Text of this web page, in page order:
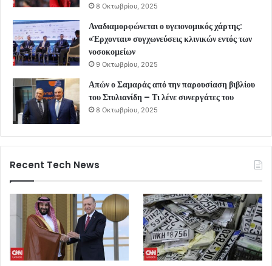
8 Οκτωβρίου, 2025
Αναδιαμορφώνεται ο υγειονομικός χάρτης:
«Έρχονται» συγχωνεύσεις κλινικών εντός των
νοσοκομείων
9 Οκτωβρίου, 2025
Απών ο Σαμαράς από την παρουσίαση βιβλίου
του Στυλιανίδη – Τι λένε συνεργάτες του
8 Οκτωβρίου, 2025
Recent Tech News